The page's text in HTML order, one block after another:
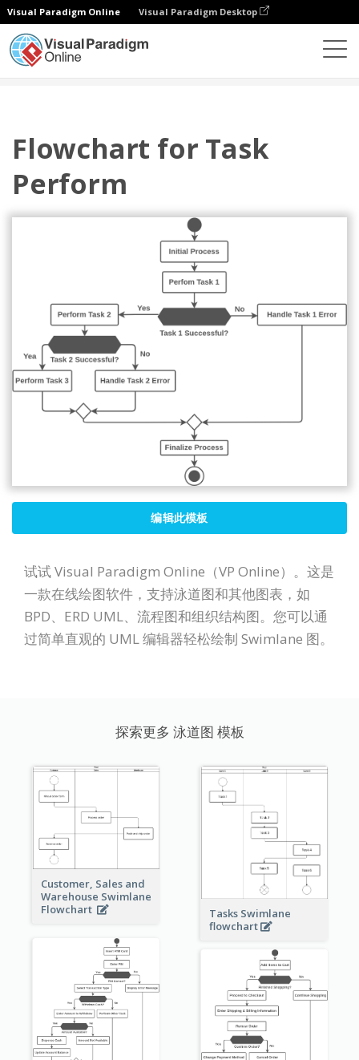
Visual Paradigm Online Visual Paradigm Desktop
Flowchart for Task
Perform
编辑此模板
试试 Visual Paradigm Online（VP Online）。这是
一款在线绘图软件，支持泳道图和其他图表，如
BPD、ERD UML、流程图和组织结构图。您可以通
过简单直观的 UML 编辑器轻松绘制 Swimlane 图。
探索更多 泳道图 模板
Customer, Sales and
Warehouse Swimlane
Flowchart
Tasks Swimlane
flowchart